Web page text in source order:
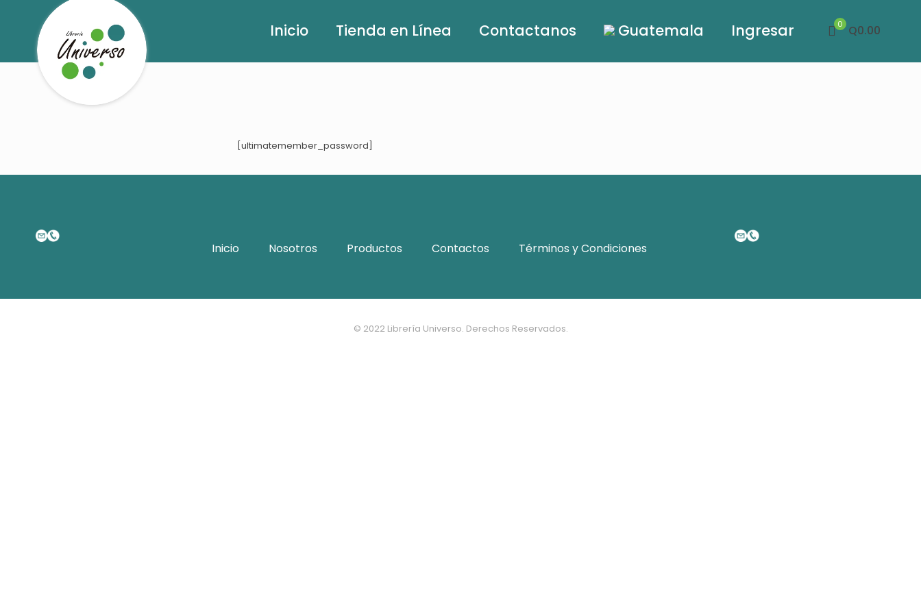
Inicio Tienda en Línea Contactanos Guatemala Ingresar 0 Q0.00
[ultimatemember_password]
Inicio Nosotros Productos Contactos Términos y Condiciones
© 2022 Librería Universo. Derechos Reservados.